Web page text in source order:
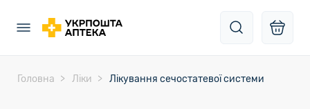
Головна Ліки Лікування сечостатевої системи